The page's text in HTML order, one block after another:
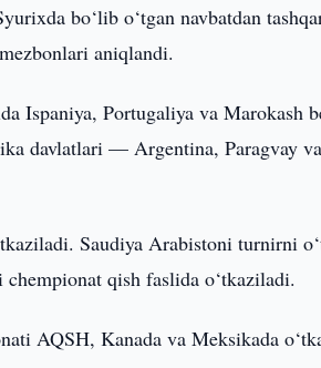
bo‘lib o‘tgan navbatdan
aniqlandi.
Ispaniya, Portugaliya va Marokash
davlatlari — Argentina, Paragvay
Saudiya Arabistoni turnirni
qish faslida o‘tkaziladi.
AQSH, Kanada va Meksikada